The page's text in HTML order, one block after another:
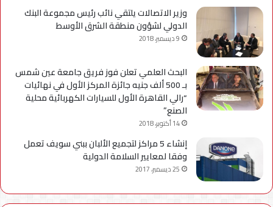
وزير الاتصالات يلتقي نائب رئيس مجموعة البنك
الدولي لشؤون منطقة الشرق الأوسط
9 ديسمبر، 2018
البحث العلمي تعلن فوز فريق جامعة عين شمس
بـ 500 ألف جنيه جائزة المركز الأول في نهائيات
“رالي القاهرة الأول للسيارات الكهربائية محلية
الصنع”
14 أكتوبر، 2018
إنشاء 5 مراكز لتجميع الألبان ببني سويف تعمل
وفقا لمعايير السلامة الدولية
25 ديسمبر، 2017